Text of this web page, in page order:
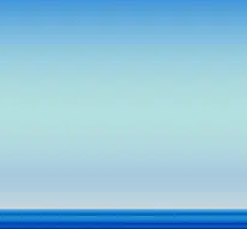
打开微信“扫一扫”，打开网